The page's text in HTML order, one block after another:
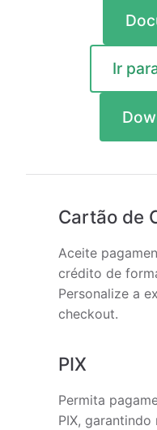
Ir
Cartão de
Aceite
crédito de
Personalize a
checkout.
PIX
Permita
PIX,